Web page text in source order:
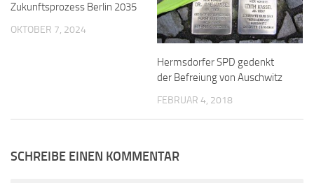
Zukunftsprozess Berlin 2035
OKTOBER 7, 2024
Hermsdorfer SPD gedenkt
der Befreiung von Auschwitz
FEBRUAR 4, 2018
SCHREIBE EINEN KOMMENTAR